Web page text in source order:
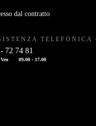
dal contratto
TELEFONICA
72 74 81
09.00 - 17.00